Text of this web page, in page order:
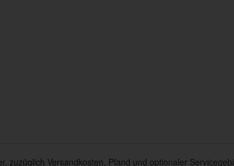
zuzüglich Versandkosten, Pfand und optionaler